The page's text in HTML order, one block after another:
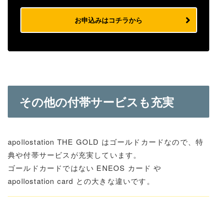
お申込みはコチラから
その他の付帯サービスも充実
apollostation THE GOLD はゴールドカードなので、特
典や付帯サービスが充実しています。
ゴールドカードではない ENEOS カード や
apollostation card との大きな違いです。